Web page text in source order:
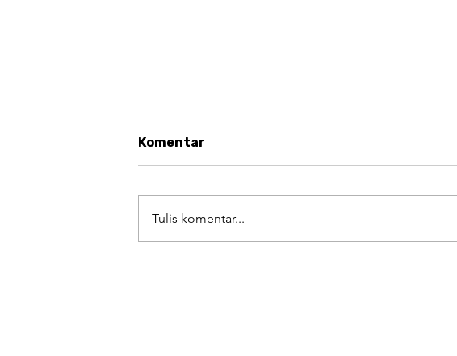
Komentar
Tulis komentar...